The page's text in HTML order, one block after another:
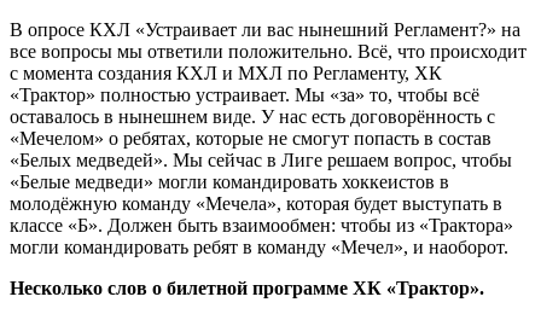
В опросе КХЛ «Устраивает ли вас нынешний Регламент?» на
все вопросы мы ответили положительно. Всё, что происходит
с момента создания КХЛ и МХЛ по Регламенту, ХК
«Трактор» полностью устраивает. Мы «за» то, чтобы всё
оставалось в нынешнем виде. У нас есть договорённость с
«Мечелом» о ребятах, которые не смогут попасть в состав
«Белых медведей». Мы сейчас в Лиге решаем вопрос, чтобы
«Белые медведи» могли командировать хоккеистов в
молодёжную команду «Мечела», которая будет выступать в
классе «Б». Должен быть взаимообмен: чтобы из «Трактора»
могли командировать ребят в команду «Мечел», и наоборот.
Несколько слов о билетной программе ХК «Трактор».